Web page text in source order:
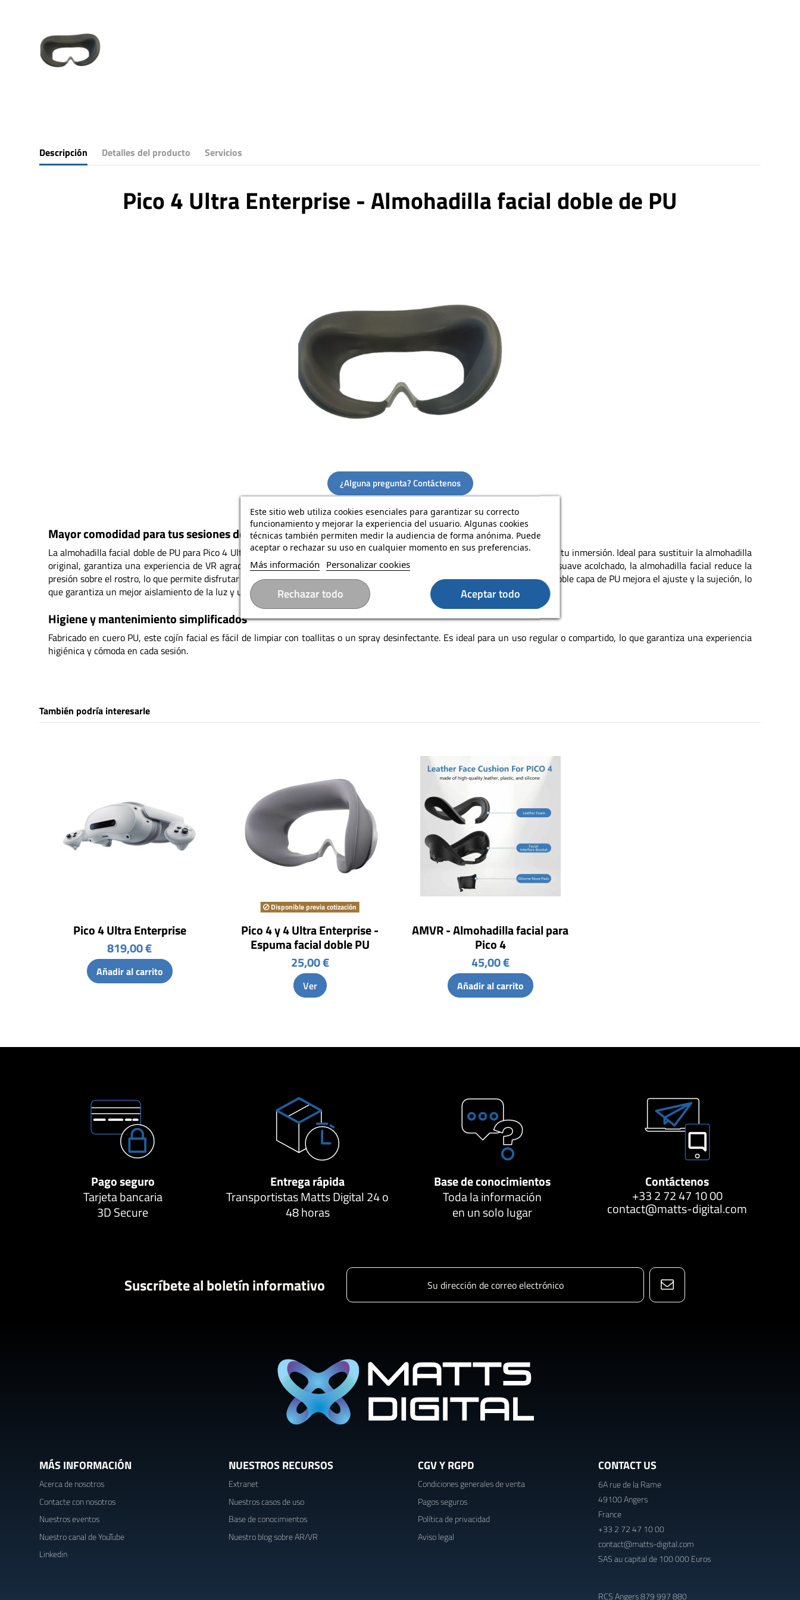
Este sitio web utiliza cookies esenciales para garantizar su correcto
funcionamiento y mejorar la experiencia del usuario. Algunas cookies
técnicas también permiten medir la audiencia de forma anónima. Puede
aceptar o rechazar su uso en cualquier momento en sus preferencias.
Más información Personalizar cookies
Rechazar todo Aceptar todo
Descripción Detalles del producto Servicios
Pico 4 Ultra Enterprise - Almohadilla facial doble de PU
¿Alguna pregunta? Contáctenos
Mayor comodidad para tus sesiones de VR
La almohadilla facial doble de PU para Pico 4 Ultra Enterprise es un accesorio esencial diseñado para optimizar tu comodidad y tu inmersión. Ideal para sustituir la almohadilla
original, garantiza una experiencia de VR agradable al tiempo que mantiene unos altos estándares de higiene. Gracias a su suave acolchado, la almohadilla facial reduce la
presión sobre el rostro, lo que permite disfrutar plenamente de las gafas incluso durante largas sesiones de VR. Su diseño de doble capa de PU mejora el ajuste y la sujeción, lo
que garantiza un mejor aislamiento de la luz y una comodidad óptima.cker estilo de vida
Higiene y mantenimiento simplificados
Fabricado en cuero PU, este cojín facial es fácil de limpiar con toallitas o un spray desinfectante. Es ideal para un uso regular o compartido, lo que garantiza una experiencia
higiénica y cómoda en cada sesión.
También podría interesarle
Pico 4 Ultra Enterprise
819,00 €
Añadir al carrito
Disponible previa cotización
Pico 4 y 4 Ultra Enterprise -
Espuma facial doble PU
25,00 €
Ver
AMVR - Almohadilla facial para
Pico 4
45,00 €
Añadir al carrito
Pago seguro
Tarjeta bancaria
3D Secure
Entrega rápida
Transportistas Matts Digital 24 o
48 horas
Base de conocimientos
Toda la información
en un solo lugar
Contáctenos
+33 2 72 47 10 00
contact@matts-digital.com
Suscríbete al boletín informativo
MÁS INFORMACIÓN
Acerca de nosotros
Contacte con nosotros
Nuestros eventos
Nuestro canal de YouTube
Linkedin
NUESTROS RECURSOS
Extranet
Nuestros casos de uso
Base de conocimientos
Nuestro blog sobre AR/VR
CGV Y RGPD
Condiciones generales de venta
Pagos seguros
Política de privacidad
Aviso legal
CONTACT US
6A rue de la Rame
49100 Angers
France
+33 2 72 47 10 00
contact@matts-digital.com
SAS au capital de 100 000 Euros
RCS Angers 879 997 880